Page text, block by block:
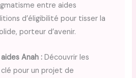
entre aides
d’éligibilité pour tisser la
porteur d’avenir.
Anah : Découvrir les
pour un projet de